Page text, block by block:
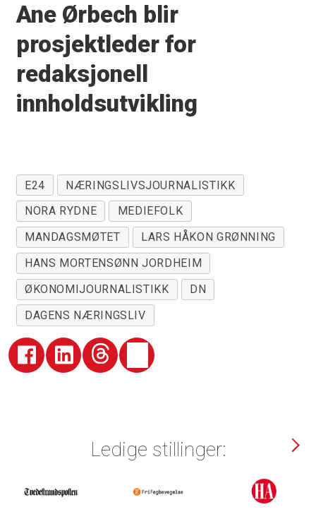
Ane Ørbech blir
prosjektleder for
redaksjonell
innholdsutvikling
E24
NÆRINGSLIVSJOURNALISTIKK
NORA RYDNE
MEDIEFOLK
MANDAGSMØTET
LARS HÅKON GRØNNING
HANS MORTENSØNN JORDHEIM
ØKONOMIJOURNALISTIKK
DN
DAGENS NÆRINGSLIV
Ledige stillinger: